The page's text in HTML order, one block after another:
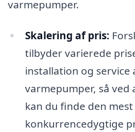
varmepumper.
Skalering af pris:
tilbyder varierede
installation og service
varmepumper, så ved
kan du finde den mest
konkurrencedygtige